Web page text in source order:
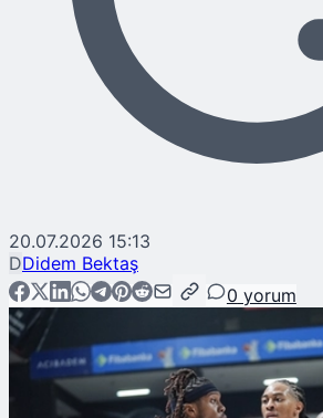
20.07.2026 15:13
DDidem Bektaş
0 yorum